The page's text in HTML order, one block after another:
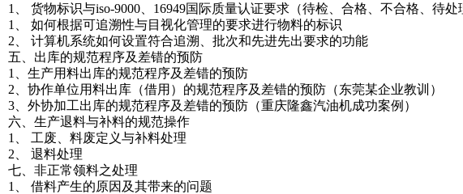
1、 货物标识与iso-9000、16949国际质量认证要求（待检、合格、不合格、待处
1、 如何根据可追溯性与目视化管理的要求进行物料的标识
2、 计算机系统如何设置符合追溯、批次和先进先出要求的功能
五、出库的规范程序及差错的预防
1、生产用料出库的规范程序及差错的预防
2、协作单位用料出库（借用）的规范程序及差错的预防（东莞某企业教训）
3、外协加工出库的规范程序及差错的预防（重庆隆鑫汽油机成功案例）
六、生产退料与补料的规范操作
1、 工废、料废定义与补料处理
2、 退料处理
七、非正常领料之处理
1、 借料产生的原因及其带来的问题